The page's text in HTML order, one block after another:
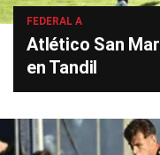
FEDERAL A
Atlético San
en Tandil